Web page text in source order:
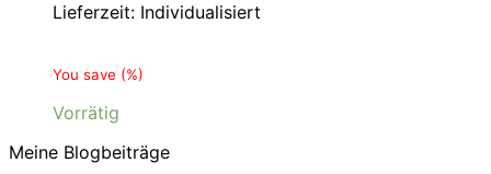
Lieferzeit: Individualisiert
You save (%)
Vorrätig
Meine Blogbeiträge